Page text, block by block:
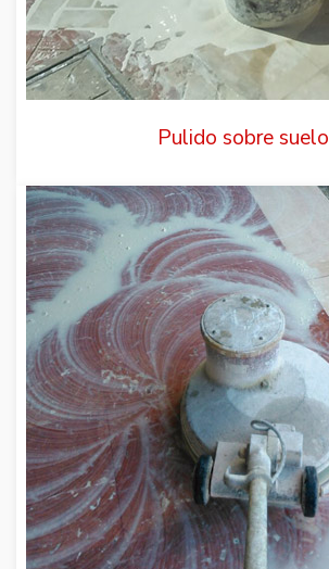
Pulido sobre suelo